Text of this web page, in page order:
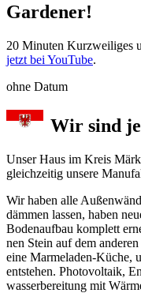
Gardener!
20 Minuten Kurzweiliges
jetzt bei YouTube.
ohne Datum
Wir sind
Unser Haus im Kreis
gleichzeitig unsere
Wir haben alle
däm­men las­sen, haben
Boden­auf­bau kom­plett
nen Stein auf dem
eine Mar­me­la­den-Küche,
ent­ste­hen. Photo­vol­taik,
was­ser­be­rei­tung mit